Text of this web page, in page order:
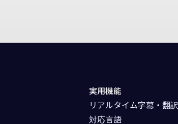
実用機能
リアルタイム字幕・翻訳
対応言語